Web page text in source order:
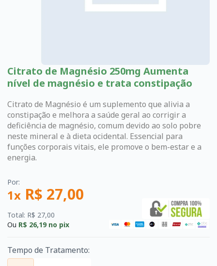
Citrato de Magnésio 250mg Aumenta
nível de magnésio e trata constipação
Citrato de Magnésio é um suplemento que alivia a
constipação e melhora a saúde geral ao corrigir a
deficiência de magnésio, comum devido ao solo pobre
neste mineral e à dieta ocidental. Essencial para
funções corporais vitais, ele promove o bem-estar e a
energia.
Por:
1x R$ 27,00
Total: R$ 27,00
Ou R$ 26,19no pix
Tempo de Tratamento: